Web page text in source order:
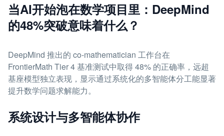
当AI开始泡在数学项目里：DeepMind
的48%突破意味着什么？
DeepMind 推出的 co-mathematician 工作台在
FrontierMath Tier 4 基准测试中取得 48% 的正确率，远超
基座模型独立表现，显示通过系统化的多智能体分工能显著
提升数学问题求解能力。
系统设计与多智能体协作